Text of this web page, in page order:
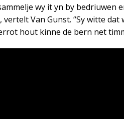
wy it yn by bedriuwen
Van Gunst. “Sy witte
hout kinne de bern net